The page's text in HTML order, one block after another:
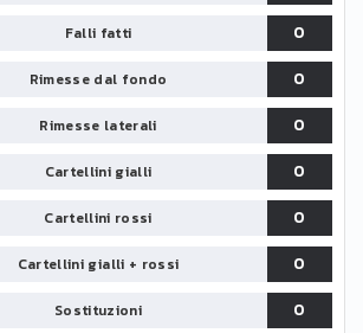
Falli fatti
0
Rimesse dal fondo
0
Rimesse laterali
0
Cartellini gialli
0
Cartellini rossi
0
Cartellini gialli + rossi
0
Sostituzioni 0